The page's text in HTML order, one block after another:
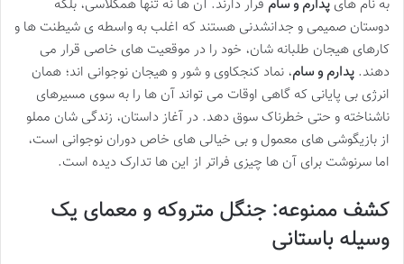
به نام های پدارم و سام قرار دارند. آن ها نه تنها همکلاسی، بلکه
دوستان صمیمی و جدانشدنی هستند که اغلب به واسطه ی شیطنت ها و
کارهای هیجان طلبانه شان، خود را در موقعیت های خاصی قرار می
دهند. پدارم و سام، نماد کنجکاوی و شور و هیجان نوجوانی اند؛ همان
انرژی بی پایانی که گاهی اوقات می تواند آن ها را به سوی مسیرهای
ناشناخته و حتی خطرناک سوق دهد. در آغاز داستان، زندگی شان مملو
از بازیگوشی های معمول و بی خیالی های خاص دوران نوجوانی است،
اما سرنوشت برای آن ها چیزی فراتر از این ها تدارک دیده است.
کشف ممنوعه: جنگل متروکه و معمای یک
وسیله باستانی